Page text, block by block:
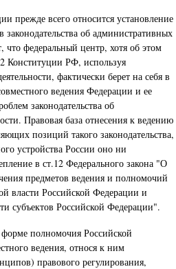
прежде всего относится установление
об административных
что федеральный центр, хотя об этом
Конституции РФ, используя
фактически берет на себя в
ведения Федерации и ее
законодательства об
Правовая база отнесения к ведению
позиций такого законодательства,
устройства России оно ни
в ст.12 Федерального закона "О
предметов ведения и полномочий
власти Российской Федерации и
субъектов Российской Федерации".
полномочия Российской
ведения, относя к ним
правового регулирования,